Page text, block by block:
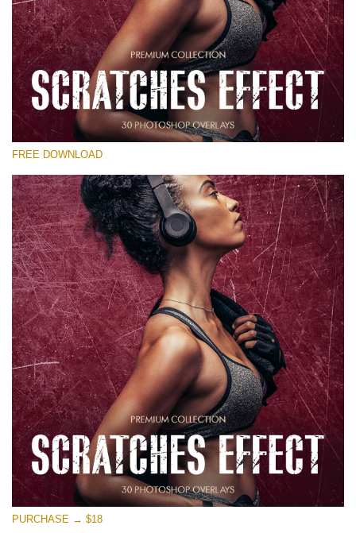
Please select
Free Photoshop Overlay
Small 800*533px
Scratches Effect
(30 Overlays)
Entire Collection
(1783 Overlays)
Large 6000*4000px
Free download
FREE DOWNLOAD
PURCHASE → $18